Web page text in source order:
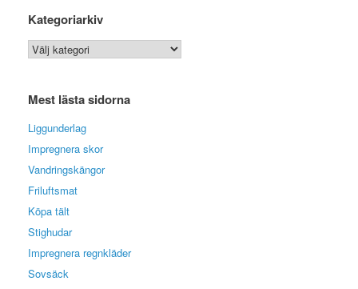
Kategoriarkiv
Kategoriarkiv
Mest lästa sidorna
Liggunderlag
Impregnera skor
Vandringskängor
Friluftsmat
Köpa tält
Stighudar
Impregnera regnkläder
Sovsäck